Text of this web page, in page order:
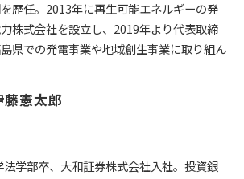
歴任。2013年に再生可能エネルギーの発
株式会社を設立し、2019年より代表取締
県での発電事業や地域創生事業に取り組ん
憲太郎
学部卒、大和証券株式会社入社。投資銀